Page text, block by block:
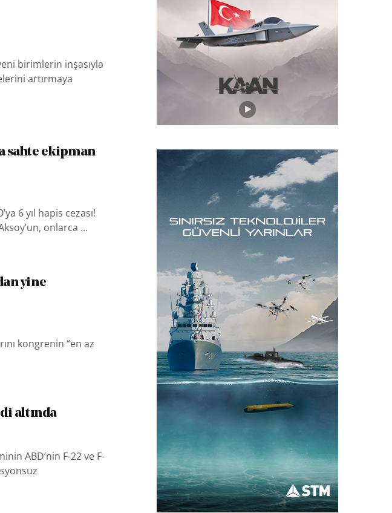
birimlerin inşasıyla
artırmaya
sahte ekipman
6 yıl hapis cezası!
onlarca ...
yine
kongrenin “en az
altında
ABD’nin F-22 ve F-